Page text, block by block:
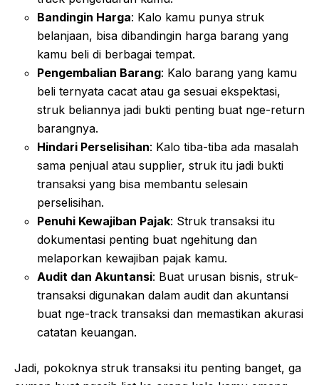
Bandingin Harga: Kalo kamu punya struk
belanjaan, bisa dibandingin harga barang yang
kamu beli di berbagai tempat.
Pengembalian Barang: Kalo barang yang kamu
beli ternyata cacat atau ga sesuai ekspektasi,
struk beliannya jadi bukti penting buat nge-return
barangnya.
Hindari Perselisihan: Kalo tiba-tiba ada masalah
sama penjual atau supplier, struk itu jadi bukti
transaksi yang bisa membantu selesain
perselisihan.
Penuhi Kewajiban Pajak: Struk transaksi itu
dokumentasi penting buat ngehitung dan
melaporkan kewajiban pajak kamu.
Audit dan Akuntansi: Buat urusan bisnis, struk-
transaksi digunakan dalam audit dan akuntansi
buat nge-track transaksi dan memastikan akurasi
catatan keuangan.
Jadi, pokoknya struk transaksi itu penting banget, ga